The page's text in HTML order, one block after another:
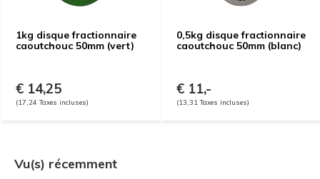
1kg disque fractionnaire
caoutchouc 50mm (vert)
€ 14,25
(17,24 Taxes incluses)
0,5kg disque fractionnaire
caoutchouc 50mm (blanc)
€ 11,-
(13,31 Taxes incluses)
Vu(s) récemment